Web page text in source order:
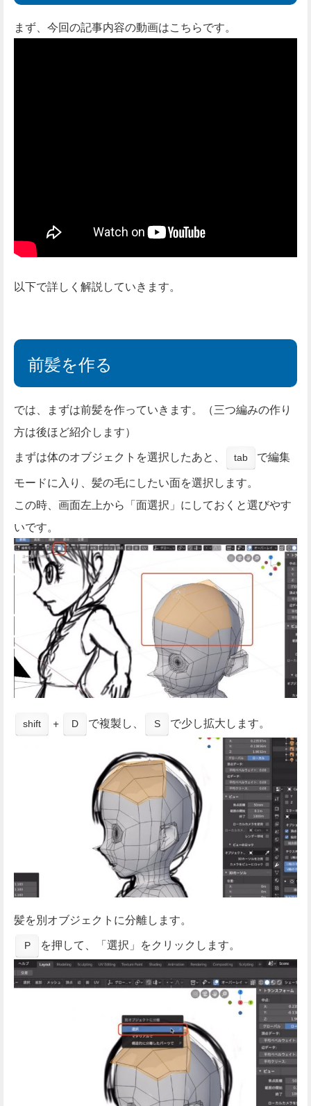
まず、今回の記事内容の動画はこちらです。
以下で詳しく解説していきます。
前髪を作る
では、まずは前髪を作っていきます。（三つ編みの作り
方は後ほど紹介します）
まずは体のオブジェクトを選択したあと、
tab
で編集
モードに入り、髪の毛にしたい面を選択します。
この時、画面左上から「面選択」にしておくと選びやす
いです。
shift + D で複製し、 S で少し拡大します。
髪を別オブジェクトに分離します。
P を押して、「選択」をクリックします。